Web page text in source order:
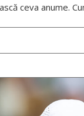
ceva anume.